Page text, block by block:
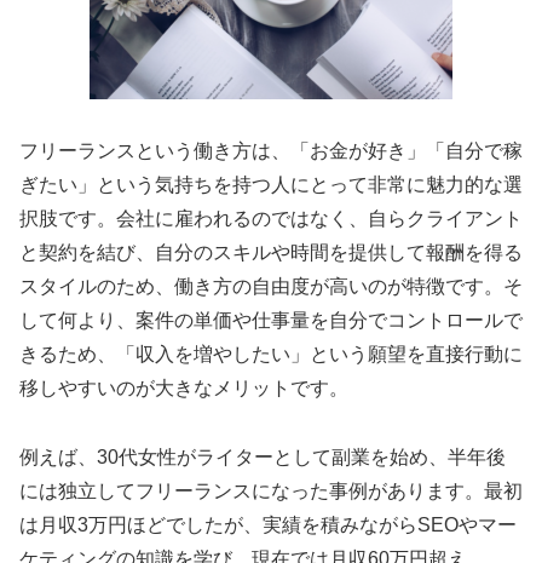
フリーランスという働き方は、「お金が好き」「自分で稼
ぎたい」という気持ちを持つ人にとって非常に魅力的な選
択肢です。会社に雇われるのではなく、自らクライアント
と契約を結び、自分のスキルや時間を提供して報酬を得る
スタイルのため、働き方の自由度が高いのが特徴です。そ
して何より、案件の単価や仕事量を自分でコントロールで
きるため、「収入を増やしたい」という願望を直接行動に
移しやすいのが大きなメリットです。
例えば、30代女性がライターとして副業を始め、半年後
には独立してフリーランスになった事例があります。最初
は月収3万円ほどでしたが、実績を積みながらSEOやマー
ケティングの知識を学び、現在では月収60万円超え。